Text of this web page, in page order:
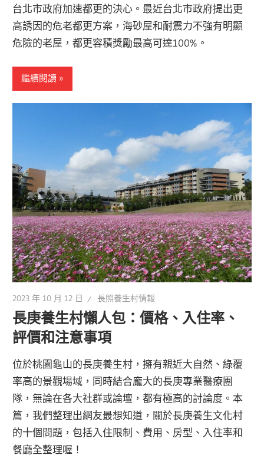
台北市政府加速都更的決心。最近台北市政府提出更
高誘因的危老都更方案，海砂屋和耐震力不強有明顯
危險的老屋，都更容積獎勵最高可達100%。
繼續閱讀
2023 年 10 月 12 日 長照養生村情報
長庚養生村懶人包：價格、入住率、
評價和注意事項
位於桃園龜山的長庚養生村，擁有親近大自然、綠覆
率高的景觀場域，同時結合龐大的長庚專業醫療團
隊，無論在各大社群或論壇，都有極高的討論度。本
篇，我們整理出網友最想知道，關於長庚養生文化村
的十個問題，包括入住限制、費用、房型、入住率和
餐廳全整理喔！